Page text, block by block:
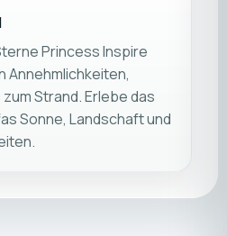
Princess Inspire
Annehmlichkeiten,
Strand. Erlebe das
Sonne, Landschaft und